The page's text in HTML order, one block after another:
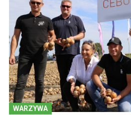
WARZYWA